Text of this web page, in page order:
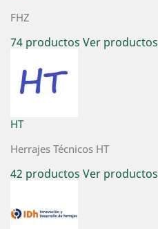
FHZ
74 productos Ver productos
HT
Herrajes Técnicos HT
42 productos Ver productos